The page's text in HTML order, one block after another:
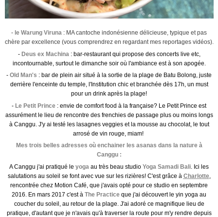
- le Warung Viruna : MA cantoche indonésienne délicieuse, typique et pas
chère par excellence (vous comprendrez en regardant mes reportages vidéos).
- Deus ex Machina : bar-restaurant qui propose des concerts live etc,
incontournable, surtout le dimanche soir où l'ambiance est à son apogée.
- Old Man's : bar de plein air situé à la sortie de la plage de Batu Bolong, juste
derrière l'enceinte du temple, l'Institution chic et branchée dès 17h, un must
pour un drink après la plage!
- Le Petit Prince : envie de comfort food à la française? Le Petit Prince est
assurément le lieu de rencontre des frenchies de passage plus ou moins longs
à Canggu. J'y ai testé les lasagnes veggies et la mousse au chocolat, le tout
arrosé de vin rouge, miam!
Mes trois belles adresses où enchainer les asanas dans la nature à
Canggu :
A Canggu j'ai pratiqué le yoga au très beau studio Yoga Samadi Bali . Ici les
salutations au soleil se font avec vue sur les rizières! C'est grâce à Charlotte,
rencontrée chez Motion Café, que j'avais opté pour ce studio en septembre
2016. En mars 2017 c'est à The Practice que j'ai découvert le yin yoga au
coucher du soleil, au retour de la plage. J'ai adoré ce magnifique lieu de
pratique, d'autant que je n'avais qu'à traverser la route pour m'y rendre depuis